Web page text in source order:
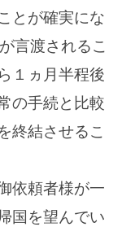
とが確実にな
言渡されるこ
１ヵ月半程後
の手続と比較
終結させるこ
依頼者様が一
国を望んでい